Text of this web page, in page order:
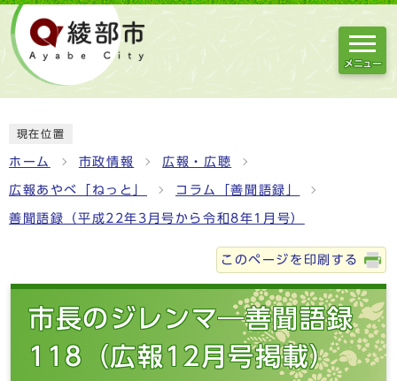
メニュー
現在位置
ホーム 市政情報 広報・広聴
広報あやべ「ねっと」 コラム「善聞語録」
善聞語録（平成22年3月号から令和8年1月号）
このページを印刷する
市長のジレンマ―善聞語録
118（広報12月号掲載）